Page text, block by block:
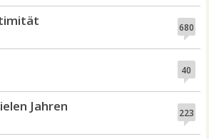
680
40
223
Jahren